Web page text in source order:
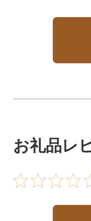
お礼品レ